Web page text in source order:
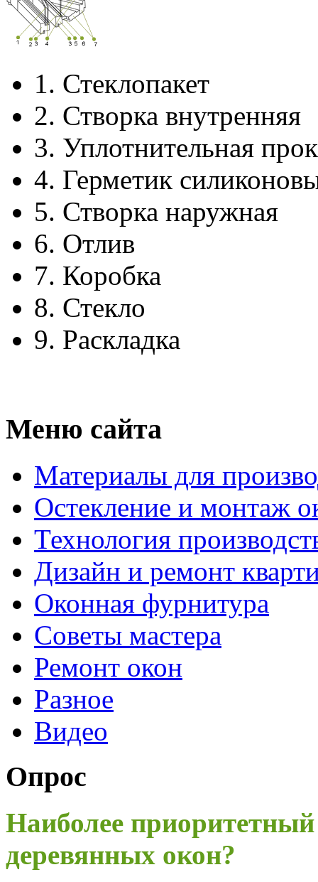
1. Стеклопакет
2. Створка внутренняя
3. Уплотнительная
4. Герметик
5. Створка наружная
6. Отлив
7. Коробка
8. Стекло
9. Раскладка
Меню сайта
Материалы для
Остекление и монтаж
Технология
Дизайн и ремонт
Оконная фурнитура
Советы мастера
Ремонт окон
Разное
Видео
Опрос
Наиболее
деревянных окон?